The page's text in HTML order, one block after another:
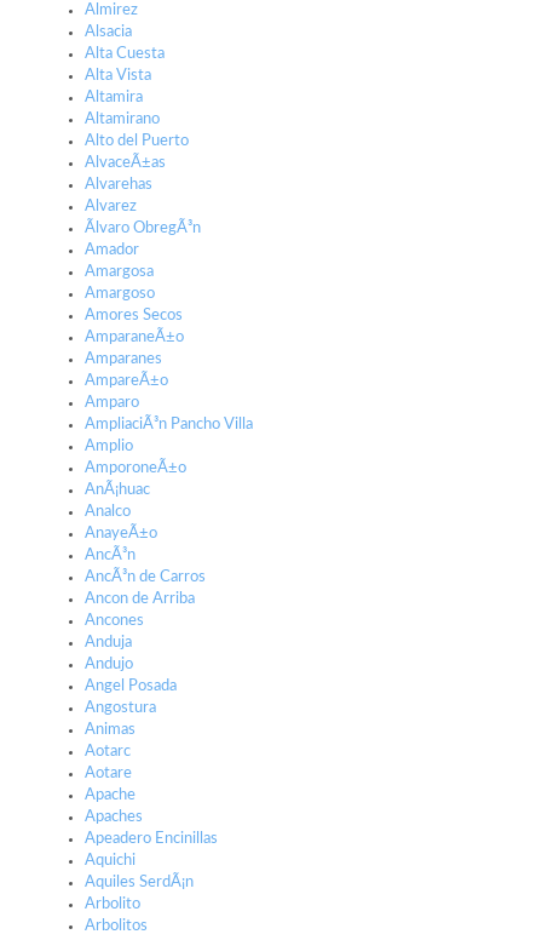
Almirez
Alsacia
Alta Cuesta
Alta Vista
Altamira
Altamirano
Alto del Puerto
AlvaceÃ±as
Alvarehas
Alvarez
Ãlvaro ObregÃ³n
Amador
Amargosa
Amargoso
Amores Secos
AmparaneÃ±o
Amparanes
AmpareÃ±o
Amparo
AmpliaciÃ³n Pancho Villa
Amplio
AmporoneÃ±o
AnÃ¡huac
Analco
AnayeÃ±o
AncÃ³n
AncÃ³n de Carros
Ancon de Arriba
Ancones
Anduja
Andujo
Angel Posada
Angostura
Animas
Aotarc
Aotare
Apache
Apaches
Apeadero Encinillas
Aquichi
Aquiles SerdÃ¡n
Arbolito
Arbolitos